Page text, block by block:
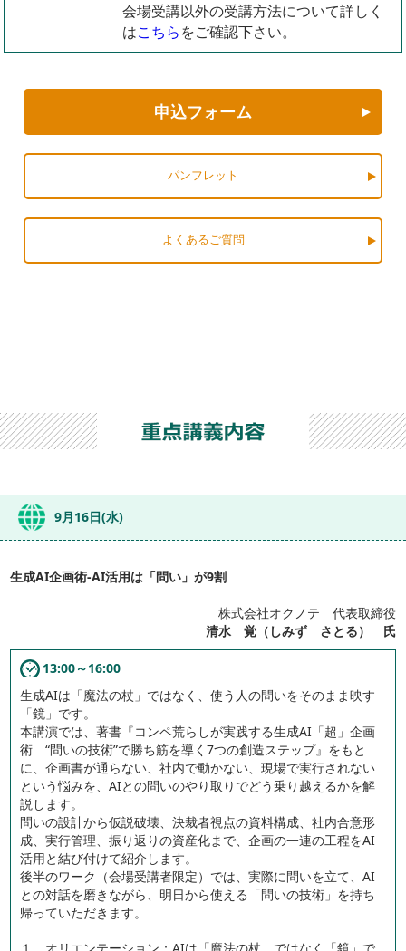
会場受講以外の受講方法について詳しく
はこちらをご確認下さい。
申込フォーム
パンフレット
よくあるご質問
9月16日(水)
生成AI企画術-AI活用は「問い」が9割
株式会社オクノテ 代表取締役
清水 覚（しみず さとる） 氏
13:00～16:00
生成AIは「魔法の杖」ではなく、使う人の問いをそのまま映す
「鏡」です。
本講演では、著書『コンペ荒らしが実践する生成AI「超」企画
術 “問いの技術”で勝ち筋を導く7つの創造ステップ』をもと
に、企画書が通らない、社内で動かない、現場で実行されない
という悩みを、AIとの問いのやり取りでどう乗り越えるかを解
説します。
問いの設計から仮説破壊、決裁者視点の資料構成、社内合意形
成、実行管理、振り返りの資産化まで、企画の一連の工程をAI
活用と結び付けて紹介します。
後半のワーク（会場受講者限定）では、実際に問いを立て、AI
との対話を磨きながら、明日から使える「問いの技術」を持ち
帰っていただきます。